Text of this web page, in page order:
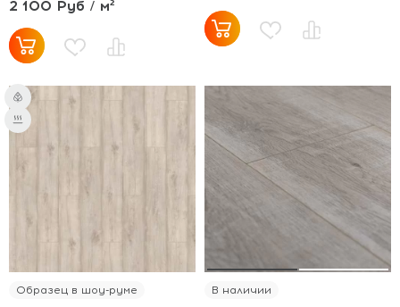
2 100 Руб / м²
Образец в шоу-руме В наличии